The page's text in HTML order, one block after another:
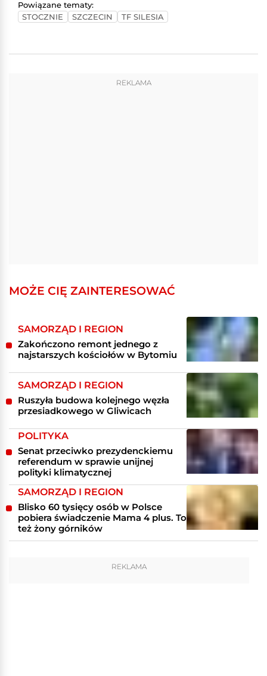
Powiązane tematy:
STOCZNIE
SZCZECIN TF SILESIA
REKLAMA
MOŻE CIĘ ZAINTERESOWAĆ
SAMORZĄD I REGION
Zakończono remont jednego z
najstarszych kościołów w Bytomiu
SAMORZĄD I REGION
Ruszyła budowa kolejnego węzła
przesiadkowego w Gliwicach
POLITYKA
Senat przeciwko prezydenckiemu
referendum w sprawie unijnej
polityki klimatycznej
SAMORZĄD I REGION
Blisko 60 tysięcy osób w Polsce
pobiera świadczenie Mama 4 plus. To
też żony górników
REKLAMA